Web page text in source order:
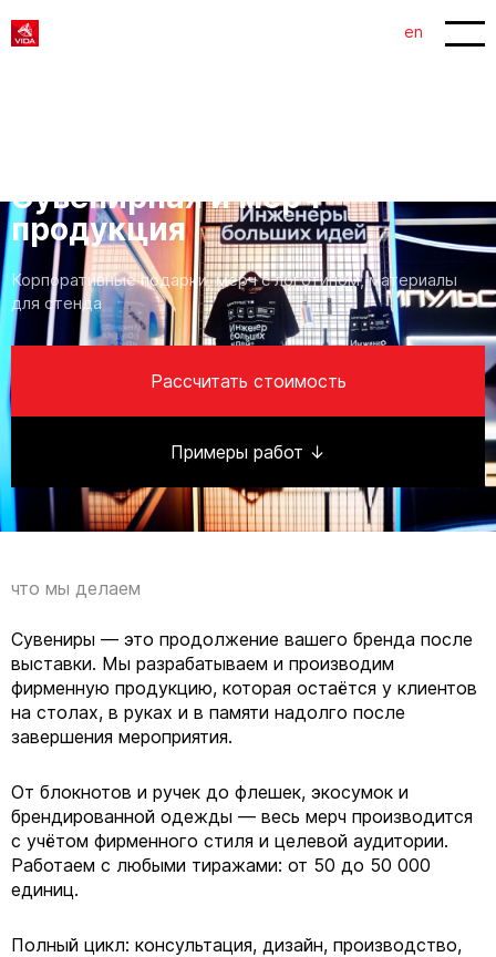
en
Сувенирная и мерч
продукция
Корпоративные подарки, мерч с логотипом, материалы
для стенда
Рассчитать стоимость
Примеры работ ↓
что мы делаем
Сувениры — это продолжение вашего бренда после
выставки. Мы разрабатываем и производим
фирменную продукцию, которая остаётся у клиентов
на столах, в руках и в памяти надолго после
завершения мероприятия.
От блокнотов и ручек до флешек, экосумок и
брендированной одежды — весь мерч производится
с учётом фирменного стиля и целевой аудитории.
Работаем с любыми тиражами: от 50 до 50 000
единиц.
Полный цикл: консультация, дизайн, производство,